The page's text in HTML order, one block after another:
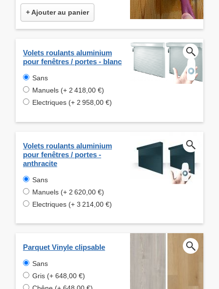
+ Ajouter au panier
Volets roulants aluminium
pour fenêtres / portes - blanc
Sans
Manuels (+ 2 418,00 €)
Electriques (+ 2 958,00 €)
Volets roulants aluminium
pour fenêtres / portes -
anthracite
Sans
Manuels (+ 2 620,00 €)
Electriques (+ 3 214,00 €)
Parquet Vinyle clipsable
Sans
Gris (+ 648,00 €)